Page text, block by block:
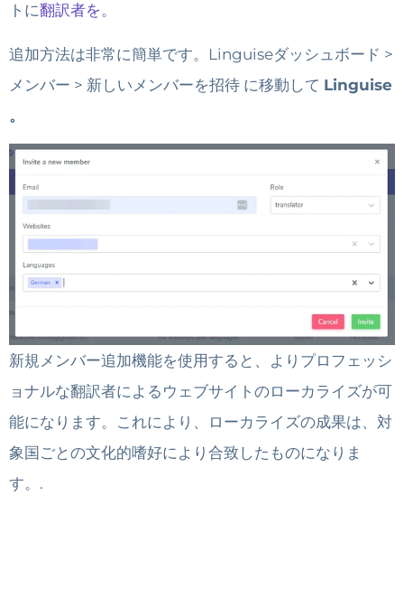
トに翻訳者を。
追加方法は非常に簡単です。Linguiseダッシュボード >
メンバー > 新しいメンバーを招待 に移動して Linguise
。
新規メンバー追加機能を使用すると、よりプロフェッシ
ョナルな翻訳者によるウェブサイトのローカライズが可
能になります。これにより、ローカライズの成果は、対
象国ごとの文化的嗜好により合致したものになりま
す。.